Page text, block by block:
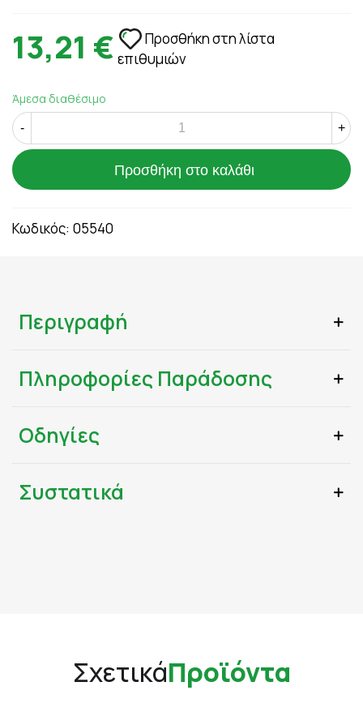
13,21 €
Προσθήκη στη λίστα
επιθυμιών
Άμεσα διαθέσιμο
- +
Προσθήκη στο καλάθι
Κωδικός: 05540
Περιγραφή
Πληροφορίες Παράδοσης
Οδηγίες
Συστατικά
ΣχετικάΠροϊόντα